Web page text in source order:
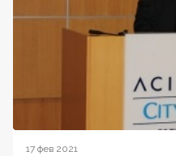
17 фев 2021